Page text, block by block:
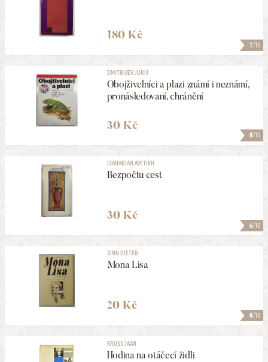
7/10
180 Kč
8/10
DMITRIJEV JURIJ
Obojživelníci a plazi známí i neznámí,
pronásledovaní, chránění
30 Kč
6/10
ISAHAKJAN AVETIKH
Bezpočtu cest
30 Kč
8/10
SINN DIETER
Mona Lisa
20 Kč
KROSS JAAN
Hodina na otáčecí židli